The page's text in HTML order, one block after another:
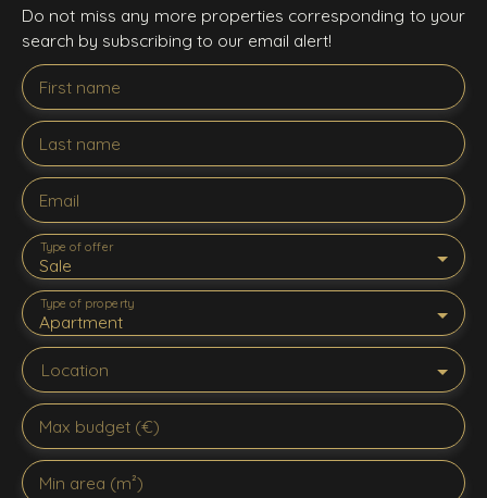
Do not miss any more properties corresponding to your
search by subscribing to our email alert!
First name
Last name
Email
Sale
Type of offer
Apartment
Type of property
Location
Max budget (€)
Min area (m²)